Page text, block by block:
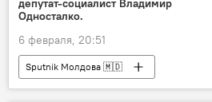
депутат-социалист Владимир
Односталко.
6 февраля, 20:51
Sputnik Молдова 🇲🇩